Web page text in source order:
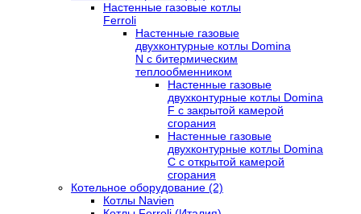
Настенные газовые котлы
Ferroli
Настенные газовые
двухконтурные котлы Domina
N с битермическим
теплообменником
Настенные газовые
двухконтурные котлы Domina
F с закрытой камерой
сгорания
Настенные газовые
двухконтурные котлы Domina
C с открытой камерой
сгорания
Котельное оборудование (2)
Котлы Navien